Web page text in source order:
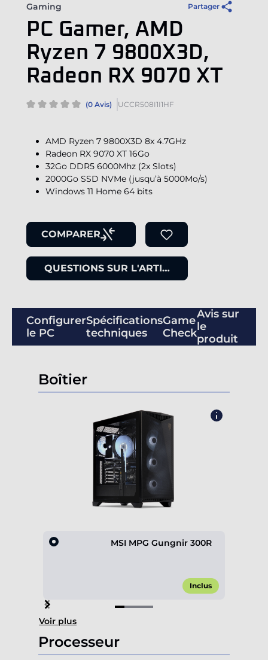
Gaming Partager
PC Gamer, AMD
Ryzen 7 9800X3D,
Radeon RX 9070 XT
(0 Avis) UCCR508I1I1HF
AMD Ryzen 7 9800X3D 8x 4.7GHz
Radeon RX 9070 XT 16Go
32Go DDR5 6000Mhz (2x Slots)
2000Go SSD NVMe (jusqu’à 5000Mo/s)
Windows 11 Home 64 bits
COMPARER
QUESTIONS SUR L'ARTICLE
Configurer
le PC
Spécifications
techniques
Game
Check
Avis sur
le
produit
Boîtier
MSI MPG Gungnir 300R
Inclus
Item
1
of
4
Voir plus
Processeur